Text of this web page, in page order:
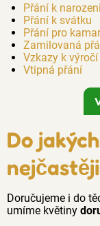
Přání k
Přání k svátku
Přání pro
Zamilovaná
Vzkazy k výročí
Vtipná přání
Do
Doručujeme i do
umíme květiny